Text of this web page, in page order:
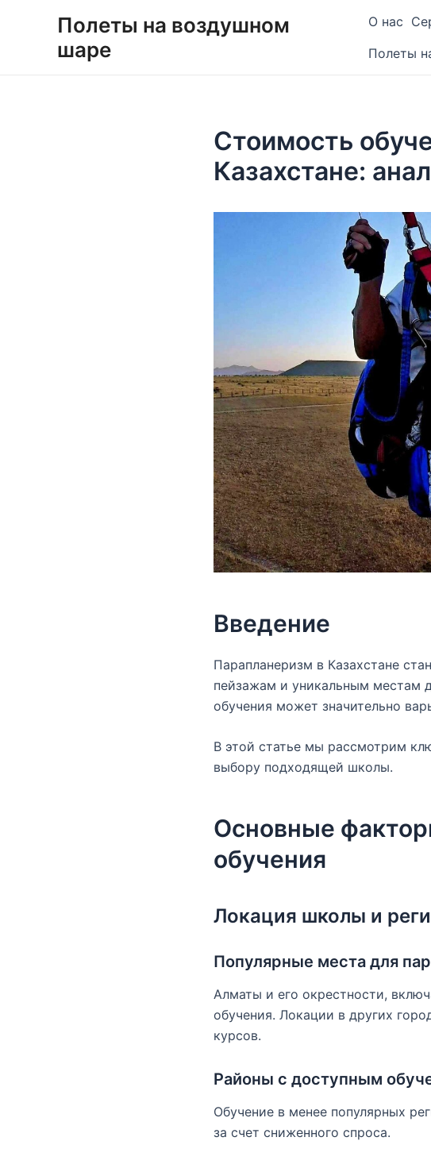
содержимому
Полеты на воздушном
шаре
О нас
Полеты
Стоимость
Казахстане:
Введение
Парапланеризм в Казахстане
пейзажам и уникальным местам
обучения может значительно
В этой статье мы рассмотрим
выбору подходящей школы.
Основные
обучения
Локация школы и
Популярные места для
Алматы и его окрестности,
обучения. Локации в других
курсов.
Районы с доступным
Обучение в менее популярных
за счет сниженного спроса.
записям